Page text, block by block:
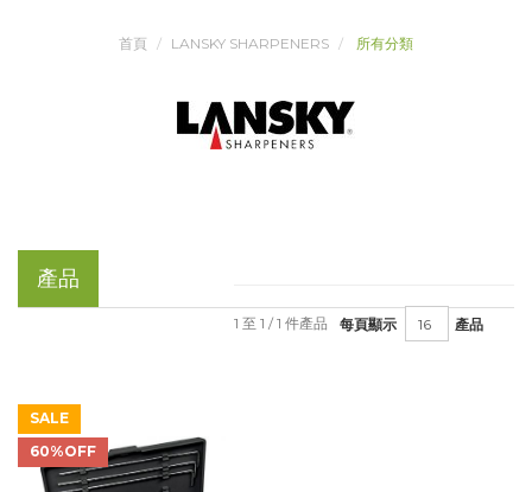
首頁 LANSKY SHARPENERS 所有分類
產品
每頁顯示 產品
1 至 1 / 1 件產品
SALE
60%OFF